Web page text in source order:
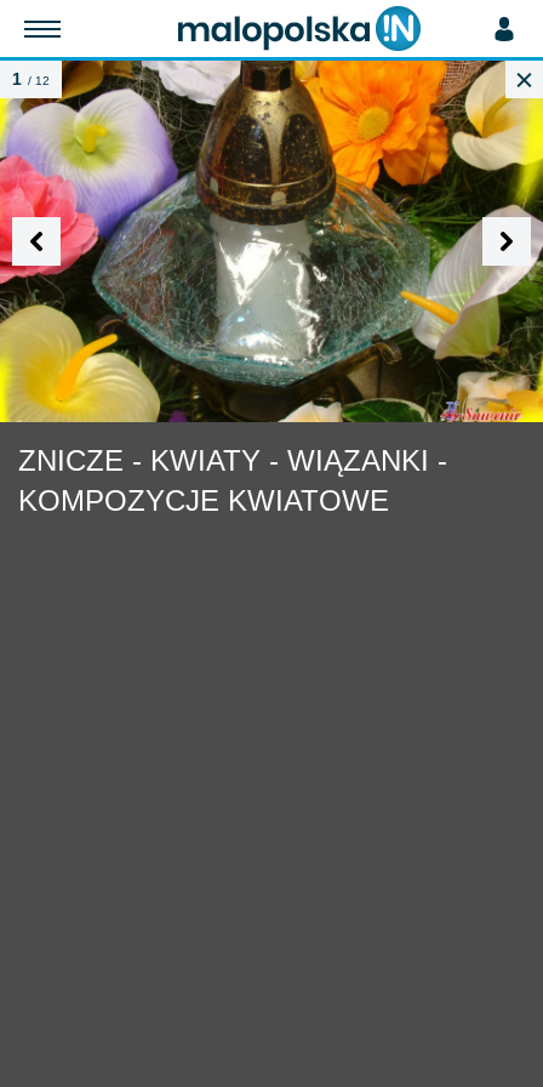
szukaj Dodaj Ogłoszenie
1 / 12
ZNICZE - KWIATY - WIĄZANKI -
KOMPOZYCJE KWIATOWE